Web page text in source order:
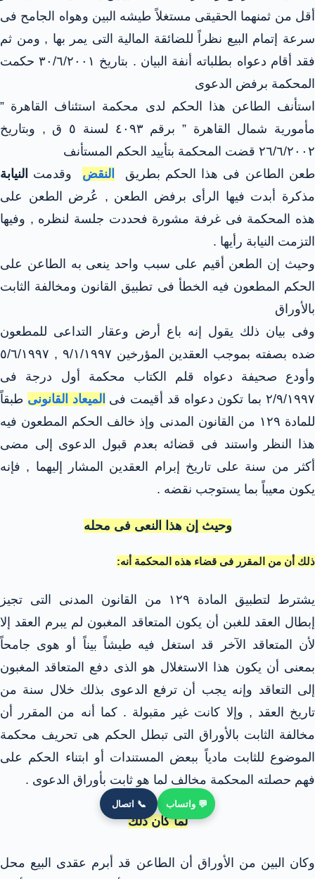
أقل من ثمنهما الحقيقى مستغلاً طيشه البين وهواه الجامح فى
سرعة إتمام البيع نظراً للضائقة المالية التى يمر بها , ومن ثم
فقد أقام دعواه بطلباته أنفة البيان . بتاريخ ٣٠/٦/٢٠٠١ حكمت
المحكمة برفض الدعوى
استأنف الطاعن هذا الحكم لدى محكمة استئناف القاهرة ”
مأمورية شمال القاهرة ” برقم ٤٠٩٣ لسنة ٥ ق , وبتاريخ
٢٦/٦/٢٠٠٢ قضت المحكمة بتأييد الحكم المستأنف
طعن الطاعن فى هذا الحكم بطريق
النقض وقدمت
النيابة
مذكرة أبدت فيها الرأى برفض الطعن , عُرض الطعن على
هذه المحكمة فى غرفة مشورة فحددت جلسة لنظره , وفيها
التزمت النيابة رأيها .
وحيث إن الطعن أقيم على سبب واحد ينعى به الطاعن على
الحكم المطعون فيه الخطأ فى تطبيق القانون ومخالفة الثابت
بالأوراق
وفى بيان ذلك يقول إنه باع أرض وعقار التداعى للمطعون
ضده بصفته بموجب العقدين المؤرخين ٩/١/١٩٩٧ , ٥/٦/١٩٩٧
وأودع صحيفة دعواه قلم الكتاب محكمة أول درجة فى
٢/٩/١٩٩٧ بما تكون دعواه قد أقيمت فى
الميعاد القانونى طبقاً
للمادة ١٢٩ من القانون المدنى وإذ خالف الحكم المطعون فيه
هذا النظر واستند فى قضائه بعدم قبول الدعوى إلى مضى
أكثر من سنة على تاريخ إبرام العقدين المشار إليهما , فإنه
يكون معيباً بما يستوجب نقضه .
وحيث إن هذا النعى فى محله
ذلك أن من المقرر فى قضاء هذه المحكمة أنه:
يشترط لتطبيق المادة ١٢٩ من القانون المدنى التى تجيز
إبطال العقد للغبن أن يكون المتعاقد المغبون لم يبرم العقد إلا
لأن المتعاقد الآخر قد استغل فيه طيشاً بيناً أو هوى جامحاً
بمعنى أن يكون هذا الاستغلال هو الذى دفع المتعاقد المغبون
إلى التعاقد وإنه يجب أن ترفع الدعوى بذلك خلال سنة من
تاريخ العقد , وإلا كانت غير مقبولة . كما أنه من المقرر أن
مخالفة الثابت بالأوراق التى تبطل الحكم هى تحريف محكمة
الموضوع للثابت مادياً ببعض المستندات أو ابتناء الحكم على
فهم حصلته المحكمة مخالف لما هو ثابت بأوراق الدعوى .
لما كان ذلك
وكان البين من الأوراق أن الطاعن قد أبرم عقدى البيع محل
💬 واتساب 📞 اتصال